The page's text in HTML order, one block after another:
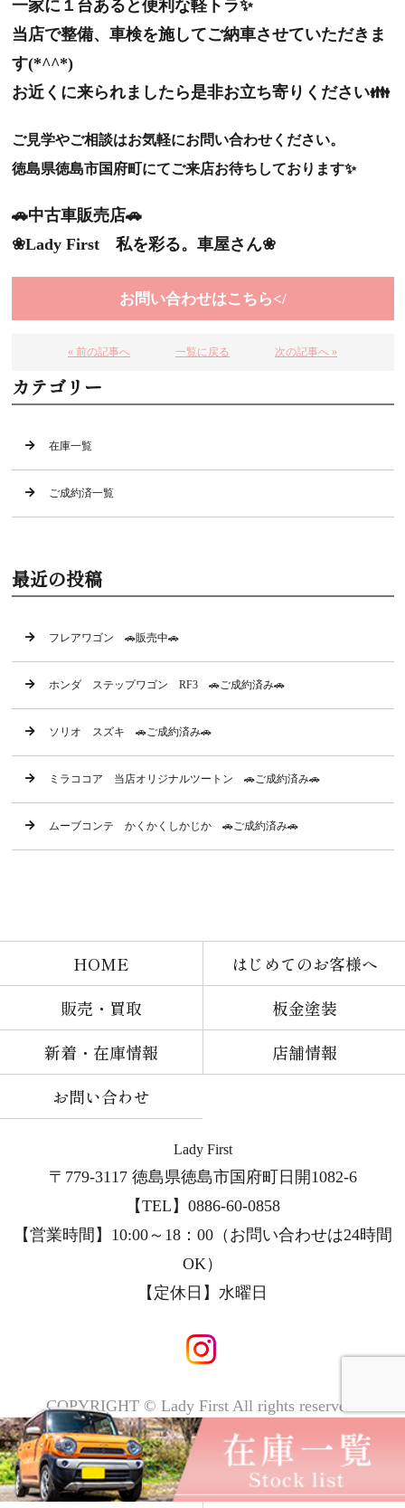
一家に１台あると便利な軽トラ✨
当店で整備、車検を施してご納車させていただきま
す(*^^*)
お近くに来られましたら是非お立ち寄りください👪
ご見学やご相談はお気軽にお問い合わせください。
徳島県徳島市国府町にてご来店お待ちしております✨
🚗中古車販売店🚗
❀Lady First 私を彩る。車屋さん❀
お問い合わせはこちら</
« 前の記事へ 一覧に戻る 次の記事へ »
カテゴリー
在庫一覧
ご成約済一覧
最近の投稿
フレアワゴン 🚗販売中🚗
ホンダ ステップワゴン RF3 🚗ご成約済み🚗
ソリオ スズキ 🚗ご成約済み🚗
ミラココア 当店オリジナルツートン 🚗ご成約済み🚗
ムーブコンテ かくかくしかじか 🚗ご成約済み🚗
HOME
はじめてのお客様へ
販売・買取
板金塗装
新着・在庫情報
店舗情報
お問い合わせ
Lady First
〒779-3117 徳島県徳島市国府町日開1082-6
【TEL】0886-60-0858
【営業時間】10:00～18：00（お問い合わせは24時間
OK）
【定休日】 水曜日
COPYRIGHT © Lady First All rights reserved.